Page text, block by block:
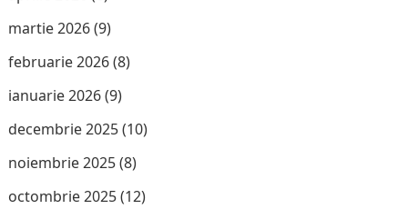
martie 2026(9)
februarie 2026(8)
ianuarie 2026(9)
decembrie 2025(10)
noiembrie 2025(8)
octombrie 2025(12)